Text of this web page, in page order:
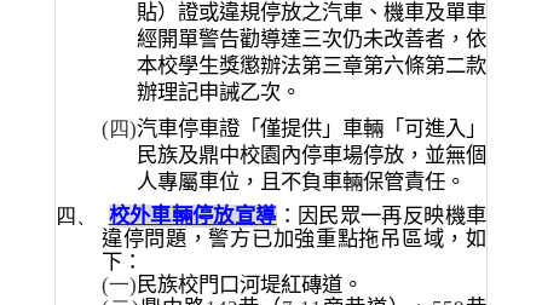
貼）證或違規停放之汽車、機車及單車
經開單警告勸導達三次仍未改善者，依
本校學生獎懲辦法第三章第六條第二款
辦理記申誡乙次。
(四)汽車停車證「僅提供」車輛「可進入」
民族及鼎中校園內停車場停放，並無個
人專屬車位，且不負車輛保管責任。
四、
校外車輛停放宣導：因民眾一再反映機車
違停問題，警方已加強重點拖吊區域，如
下：
(一)民族校門口河堤紅磚道。